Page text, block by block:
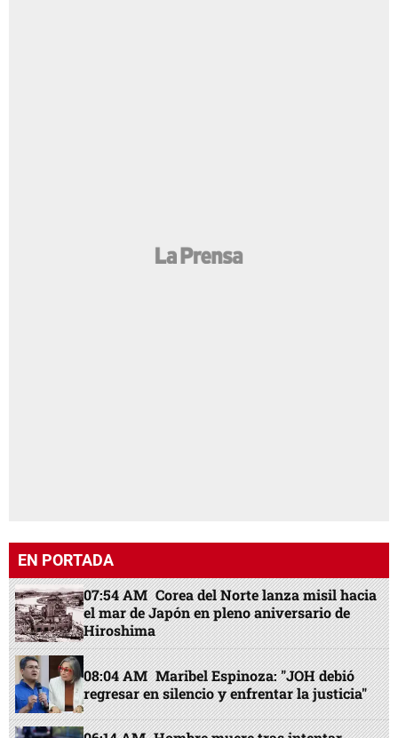
EN PORTADA
07:54 AM Corea del Norte lanza misil hacia
el mar de Japón en pleno aniversario de
Hiroshima
08:04 AM Maribel Espinoza: "JOH debió
regresar en silencio y enfrentar la justicia"